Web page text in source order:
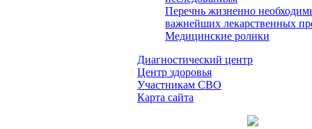
Перечнь жизненно
важнейших лекарственных
Медицинские ролики
Диагностический центр
Центр здоровья
Участникам СВО
Карта сайта